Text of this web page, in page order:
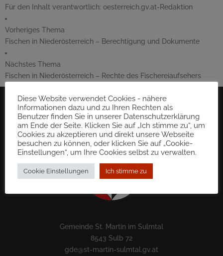
Für den Inhalt verantwortlich: oesterreich.gv.at-Redaktion
Vorheriges Thema
Fischen in Niederösterreich – Berechtigung und Dokumente
Nächstes Thema
Fischen in Niederösterreich – Rechte des Fischereiaufsehers
Gemeinde St. Martin im Sulmtal
8543 Sulb 72
gde@st-martin-sulmtal.gv.at
Diese Website verwendet Cookies - nähere
Informationen dazu und zu Ihren Rechten als
Benutzer finden Sie in unserer Datenschutzerklärung
am Ende der Seite. Klicken Sie auf „Ich stimme zu“, um
Cookies zu akzeptieren und direkt unsere Webseite
besuchen zu können, oder klicken Sie auf „Cookie-
Einstellungen“, um Ihre Cookies selbst zu verwalten.
Cookie Einstellungen Ich stimme zu